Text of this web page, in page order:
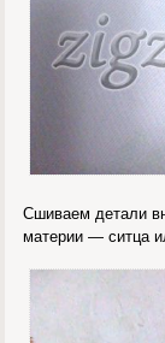
Сшиваем детали
материи — ситца